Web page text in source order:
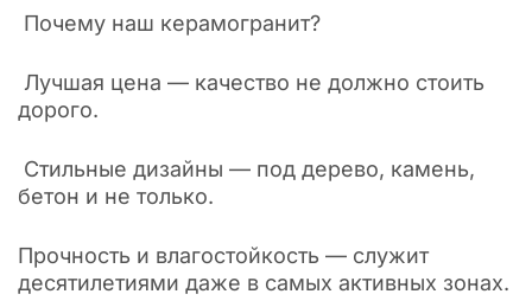
Почему наш керамогранит?
Лучшая цена — качество не должно стоить
дорого.
Стильные дизайны — под дерево, камень,
бетон и не только.
Прочность и влагостойкость — служит
десятилетиями даже в самых активных зонах.